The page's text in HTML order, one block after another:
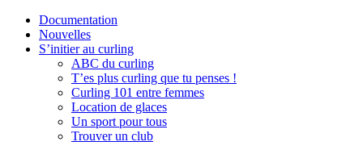
Documentation
Nouvelles
S’initier au curling
ABC du curling
T’es plus curling que tu penses !
Curling 101 entre femmes
Location de glaces
Un sport pour tous
Trouver un club